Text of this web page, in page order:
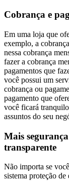
Cobrança e
Em uma loja que
exemplo, a
nessa cobrança
fazer a cobrança
pagamentos que
você possui um
cobrança ou
pagamento que
você ficará
assuntos do seu
Mais
transparente
Não importa se
sistema proteção de